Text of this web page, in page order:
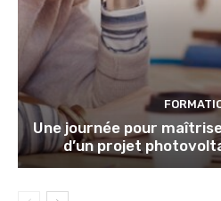
Une journée pour
d’un projet